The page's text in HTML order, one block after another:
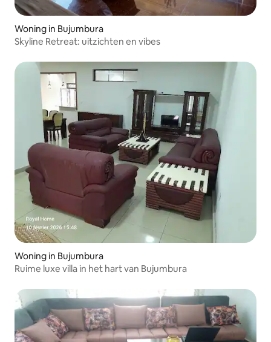
Woning in Bujumbura
Skyline Retreat: uitzichten en vibes
Woning in Bujumbura
Ruime luxe villa in het hart van Bujumbura